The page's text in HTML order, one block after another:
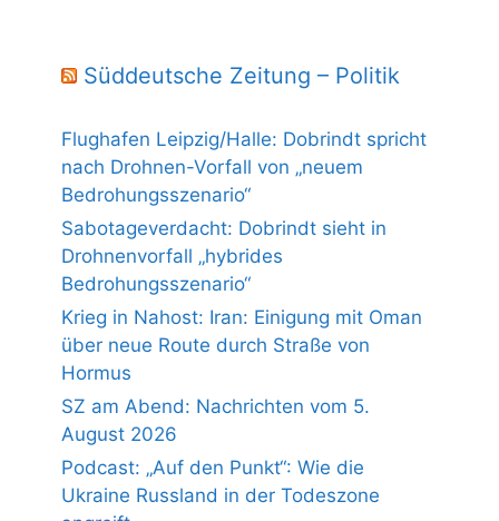
Süddeutsche Zeitung – Politik
Flughafen Leipzig/Halle: Dobrindt spricht
nach Drohnen-Vorfall von „neuem
Bedrohungsszenario“
Sabotageverdacht: Dobrindt sieht in
Drohnenvorfall „hybrides
Bedrohungsszenario“
Krieg in Nahost: Iran: Einigung mit Oman
über neue Route durch Straße von
Hormus
SZ am Abend: Nachrichten vom 5.
August 2026
Podcast: „Auf den Punkt“: Wie die
Ukraine Russland in der Todeszone